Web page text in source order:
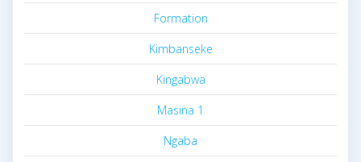
Formation
Kimbanseke
Kingabwa
Masina 1
Ngaba